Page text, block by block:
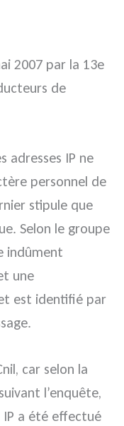
2007 par la 13e
de
adresses IP ne
personnel de
stipule que
Selon le groupe
indûment
une
est identifié par
car selon la
l’enquête,
IP a été effectué